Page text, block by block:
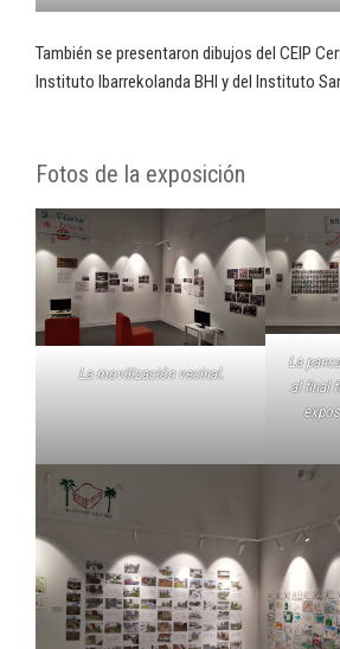
También se presentaron dibujos del CEIP
Instituto Ibarrekolanda BHI y del Instituto
Fotos de la exposición
La movilización vecinal.
La
al final